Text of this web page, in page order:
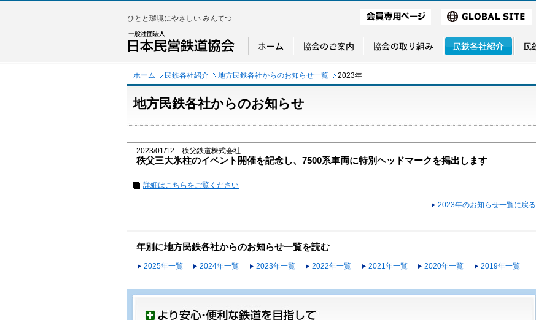
ひとと環境にやさしい みんてつ
ホーム 民鉄各社紹介 地方民鉄各社からのお知らせ一覧 2023年
地方民鉄各社からのお知らせ
2023/01/12 秩父鉄道株式会社
秩父三大氷柱のイベント開催を記念し、7500系車両に特別ヘッドマークを掲出します
詳細はこちらをご覧ください
2023年のお知らせ一覧に戻る
年別に地方民鉄各社からのお知らせ一覧を読む
2025年一覧 2024年一覧 2023年一覧 2022年一覧 2021年一覧 2020年一覧 2019年一覧